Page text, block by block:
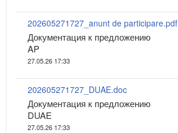
202605271727_anunt de participare.pdf
Документация к предложению
AP
27.05.26 17:33
202605271727_DUAE.doc
Документация к предложению
DUAE
27.05.26 17:33